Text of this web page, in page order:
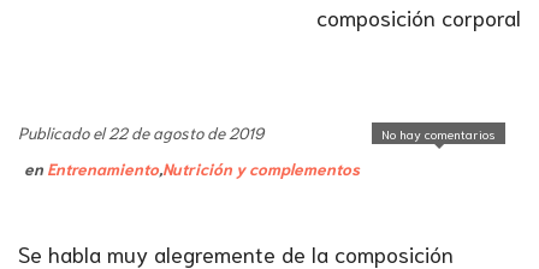
composición corporal
No hay comentarios
Publicado el 22 de agosto de 2019
en Entrenamiento,Nutrición y complementos
Se habla muy alegremente de la composición